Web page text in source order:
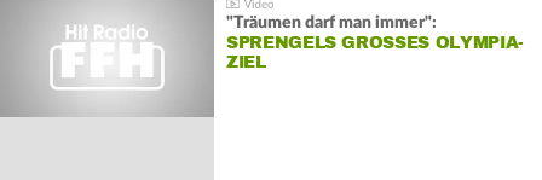
"Träumen darf man immer":
SPRENGELS GROSSES OLYMPIA-Z
IEL